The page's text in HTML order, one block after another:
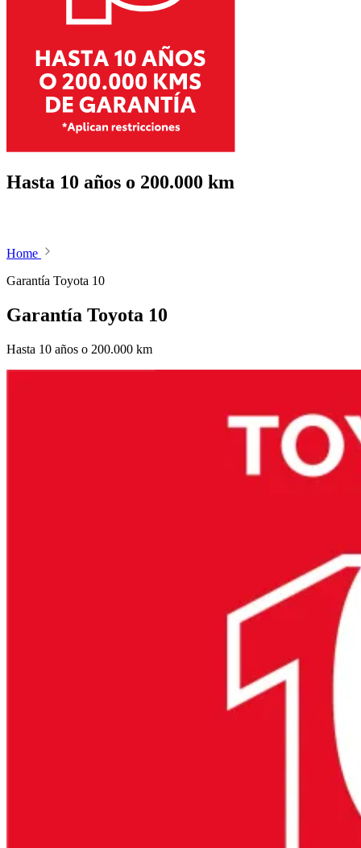
Hasta 10 años o 200.000 km
Home
Garantía Toyota 10
Garantía Toyota 10
Hasta 10 años o 200.000 km